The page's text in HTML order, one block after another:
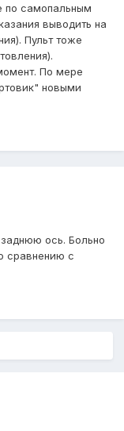
по самопальным
выводить на
Пульт тоже
По мере
новыми
ось. Больно
сравнению с